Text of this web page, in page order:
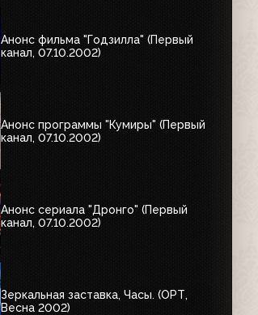
Анонс фильма "Годзилла" (Первый
канал, 07.10.2002)
Анонс программы "Кумиры" (Первый
канал, 07.10.2002)
Анонс сериала "Дронго" (Первый
канал, 07.10.2002)
Зеркальная заставка, Часы. (ОРТ,
Весна 2002)